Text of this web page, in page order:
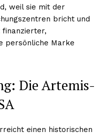
weil sie mit der
bricht und
persönliche Marke
Die Artemis-
einen historischen